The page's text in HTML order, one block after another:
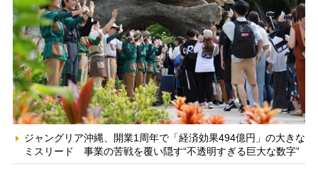
ジャングリア沖縄、開業1周年で「経済効果494億円」の大きな
ミスリード 事業の苦戦を覆い隠す“不透明すぎる巨大な数字”